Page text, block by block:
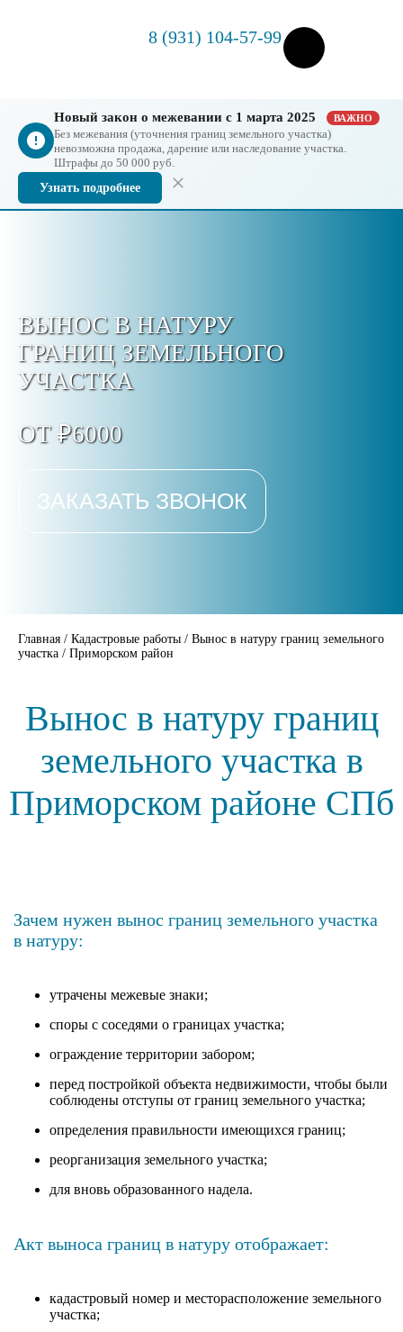
8 (931) 104-57-99
Новый закон о межевании с 1 марта 2025 ВАЖНО
Без межевания (уточнения границ земельного участка)
невозможна продажа, дарение или наследование участка.
Штрафы до 50 000 руб.
Узнать подробнее
ВЫНОС В НАТУРУ
ГРАНИЦ ЗЕМЕЛЬНОГО
УЧАСТКА
ОТ ₽6000
ЗАКАЗАТЬ ЗВОНОК
Главная / Кадастровые работы / Вынос в натуру границ земельного
участка / Приморском район
Вынос в натуру границ
земельного участка в
Приморском районе СПб
Зачем нужен вынос границ земельного участка
в натуру:
утрачены межевые знаки;
споры с соседями о границах участка;
ограждение территории забором;
перед постройкой объекта недвижимости, чтобы были
соблюдены отступы от границ земельного участка;
определения правильности имеющихся границ;
реорганизация земельного участка;
для вновь образованного надела.
Акт выноса границ в натуру отображает:
кадастровый номер и месторасположение земельного
участка;